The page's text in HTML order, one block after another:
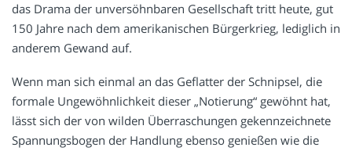
das Drama der unversöhnbaren Gesellschaft tritt heute, gut
150 Jahre nach dem amerikanischen Bürgerkrieg, lediglich in
anderem Gewand auf.
Wenn man sich einmal an das Geflatter der Schnipsel, die
formale Ungewöhnlichkeit dieser „Notierung“ gewöhnt hat,
lässt sich der von wilden Überraschungen gekennzeichnete
Spannungsbogen der Handlung ebenso genießen wie die